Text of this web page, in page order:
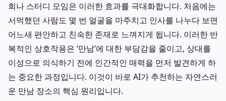
회나 스터디 모임은 이러한 효과를 극대화합니다. 처음에는
서먹했던 사람도 몇 번 얼굴을 마주치고 인사를 나누다 보면
어느새 편안하고 친숙한 존재로 느껴지게 됩니다. 이러한 반
복적인 상호작용은 ‘만남’에 대한 부담감을 줄이고, 상대를
이성으로 의식하기 전에 인간적인 매력을 먼저 발견하게 하
는 중요한 과정입니다. 이것이 바로 AI가 추천하는 자연스러
운 만남 장소의 핵심 원리입니다.